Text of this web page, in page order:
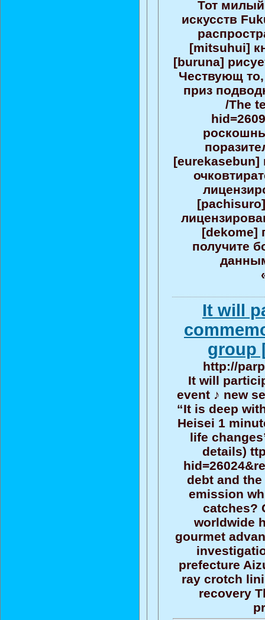
Тот
искусств
[mitsuhui]
[buruna]
Чествующ
приз
/The
[eurekasebun]
[dekome]
получите
It will
group
http://
It will
event ♪ new
“It is deep
Heisei 1
life
details)
debt and
emission
catches?
worldwide
gourmet
prefecture
ray crotch
recovery